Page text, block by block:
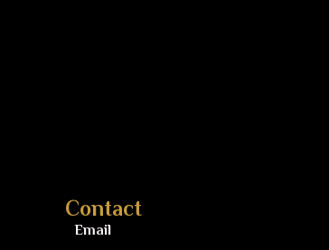
Contact
Email